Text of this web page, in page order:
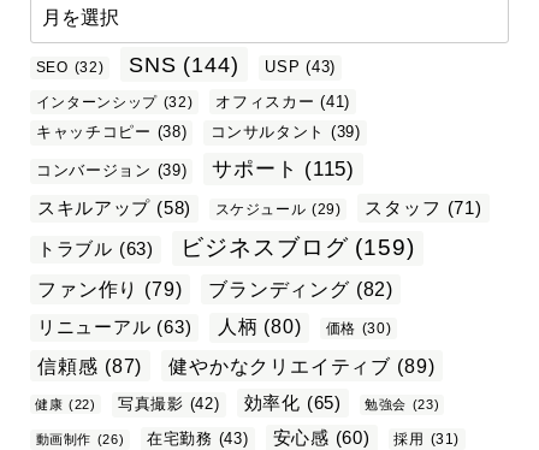
SEO (32) SNS (144) USP (43)
インターンシップ (32) オフィスカー (41)
キャッチコピー (38) コンサルタント (39)
コンバージョン (39) サポート (115)
スキルアップ (58) スケジュール (29) スタッフ (71)
トラブル (63) ビジネスブログ (159)
ファン作り (79) ブランディング (82)
リニューアル (63) 人柄 (80) 価格 (30)
信頼感 (87) 健やかなクリエイティブ (89)
健康 (22) 写真撮影 (42) 効率化 (65) 勉強会 (23)
動画制作 (26) 在宅勤務 (43) 安心感 (60) 採用 (31)